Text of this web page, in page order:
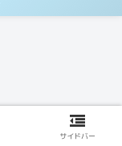
サイドバー